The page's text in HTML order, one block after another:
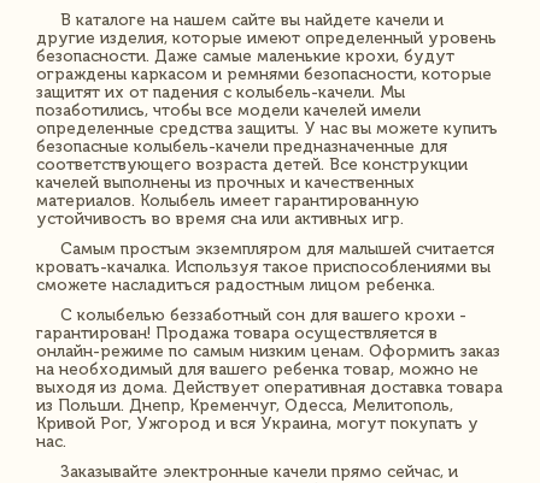
В каталоге на нашем сайте вы найдете качели и
другие изделия, которые имеют определенный уровень
безопасности. Даже самые маленькие крохи, будут
ограждены каркасом и ремнями безопасности, которые
защитят их от падения с колыбель-качели. Мы
позаботились, чтобы все модели качелей имели
определенные средства защиты. У нас вы можете купить
безопасные колыбель-качели предназначенные для
соответствующего возраста детей. Все конструкции
качелей выполнены из прочных и качественных
материалов. Колыбель имеет гарантированную
устойчивость во время сна или активных игр.
Самым простым экземпляром для малышей считается
кровать-качалка. Используя такое приспособлениями вы
сможете насладиться радостным лицом ребенка.
С колыбелью беззаботный сон для вашего крохи -
гарантирован! Продажа товара осуществляется в
онлайн-режиме по самым низким ценам. Оформить заказ
на необходимый для вашего ребенка товар, можно не
выходя из дома. Действует оперативная доставка товара
из Польши. Днепр, Кременчуг, Одесса, Мелитополь,
Кривой Рог, Ужгород и вся Украина, могут покупать у
нас.
Заказывайте электронные качели прямо сейчас, и